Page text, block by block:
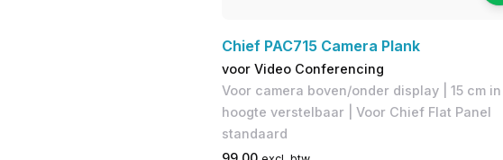
Chief PAC715 Camera Plank
voor Video Conferencing
Voor camera boven/onder display | 15 cm in
hoogte verstelbaar | Voor Chief Flat Panel
standaard